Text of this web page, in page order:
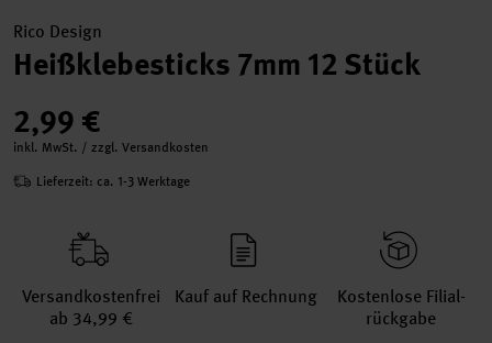
Rico Design
Heißklebesticks 7mm 12 Stück
2,99 €
inkl. MwSt. / zzgl. Versandkosten
Lieferzeit: ca. 1-3 Werktage
Versand­kosten­frei
ab 34,99 €
Kauf auf Rechnung
Kosten­lose Filial­
rückgabe